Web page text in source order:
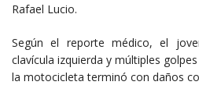
Rafael Lucio.
Según el reporte médico, el
clavícula izquierda y múltiples
la motocicleta terminó con daños